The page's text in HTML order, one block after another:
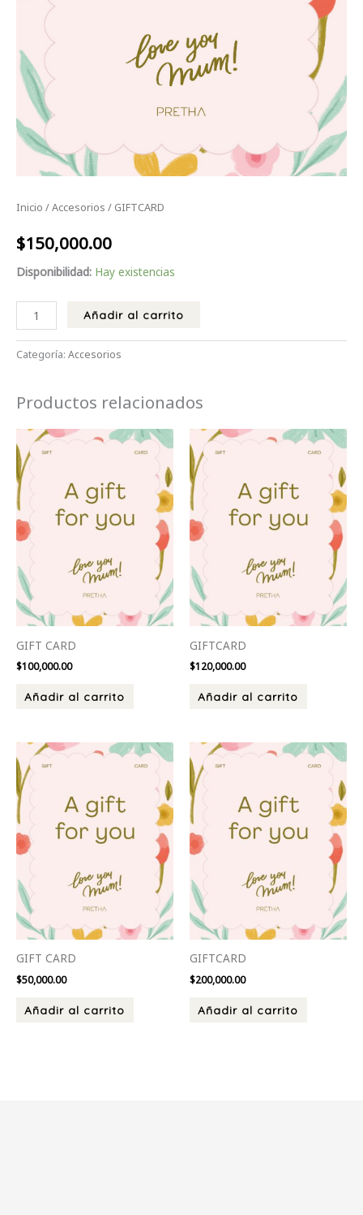
Inicio /Accesorios / GIFTCARD
$150,000.00
Disponibilidad: Hay existencias
Añadir al carrito
Categoría: Accesorios
Productos relacionados
GIFT CARD
$100,000.00
Añadir al carrito
GIFTCARD
$120,000.00
Añadir al carrito
GIFT CARD
$50,000.00
Añadir al carrito
GIFTCARD
$200,000.00
Añadir al carrito